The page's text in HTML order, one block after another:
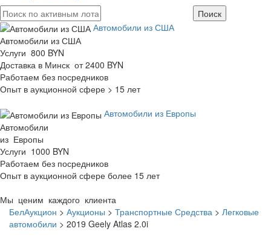
Автомобили из США
Автомобили из США
Услуги 800 BYN
Доставка в Минск от 2400 BYN
Работаем без посредников
Опыт в аукционной сфере > 15 лет
Автомобили из Европы
Автомобили
из Европы
Услуги 1000 BYN
Работаем без посредников
Опыт в аукционной сфере более 15 лет
Мы ценим каждого клиента
БелАукцион > Аукционы > Транспортные Средства > Легковые
автомобили > 2019 Geely Atlas 2.0i